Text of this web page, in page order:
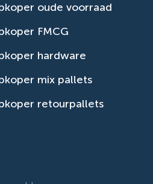
oude voorraad
FMCG
hardware
mix pallets
retourpallets